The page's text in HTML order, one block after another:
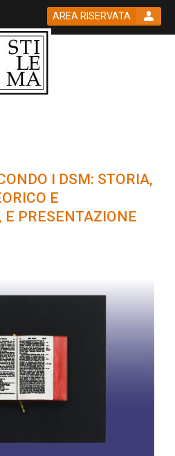
AREA RISERVATA
I DSM: STORIA,
E
E PRESENTAZIONE